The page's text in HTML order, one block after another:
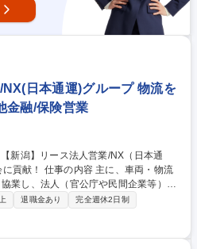
NX(日本通運)グループ 物流を
金融/保険営業
、車両・物流
業し、法人（官公庁や民間企業等）顧
個々のニーズや課題をしっかりと把握
の提供にとどま
強みを活かした物流関連のトータルサ
た多様なファイナンスサービスなど幅
退職金あり
完全週休2日制